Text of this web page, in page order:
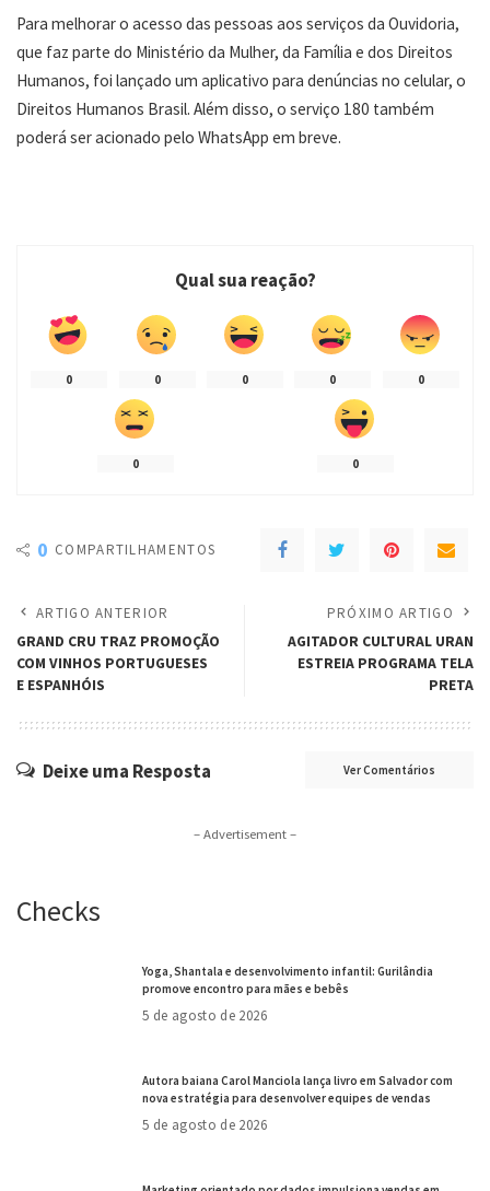
Para melhorar o acesso das pessoas aos serviços da Ouvidoria,
que faz parte do Ministério da Mulher, da Família e dos Direitos
Humanos, foi lançado um aplicativo para denúncias no celular, o
Direitos Humanos Brasil. Além disso, o serviço 180 também
poderá ser acionado pelo WhatsApp em breve.
Qual sua reação?
0 0 0 0 0
0 0
0 COMPARTILHAMENTOS
ARTIGO ANTERIOR
GRAND CRU TRAZ PROMOÇÃO
COM VINHOS PORTUGUESES
E ESPANHÓIS
PRÓXIMO ARTIGO
AGITADOR CULTURAL URAN
ESTREIA PROGRAMA TELA
PRETA
Deixe uma Resposta Ver Comentários
– Advertisement –
Checks
Yoga, Shantala e desenvolvimento infantil: Gurilândia
promove encontro para mães e bebês
5 de agosto de 2026
Autora baiana Carol Manciola lança livro em Salvador com
nova estratégia para desenvolver equipes de vendas
5 de agosto de 2026